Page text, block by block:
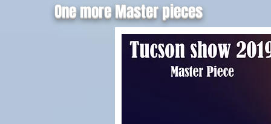
One more Master pieces